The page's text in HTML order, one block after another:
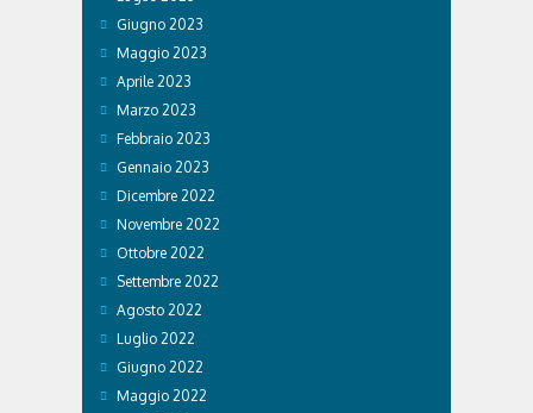
Giugno 2023
Maggio 2023
Aprile 2023
Marzo 2023
Febbraio 2023
Gennaio 2023
Dicembre 2022
Novembre 2022
Ottobre 2022
Settembre 2022
Agosto 2022
Luglio 2022
Giugno 2022
Maggio 2022